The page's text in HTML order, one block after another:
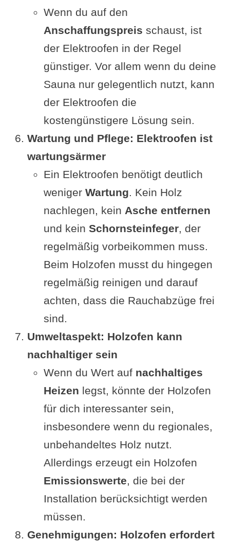
Wenn du auf den
Anschaffungspreis schaust, ist
der Elektroofen in der Regel
günstiger. Vor allem wenn du deine
Sauna nur gelegentlich nutzt, kann
der Elektroofen die
kostengünstigere Lösung sein.
Wartung und Pflege: Elektroofen ist
wartungsärmer
Ein Elektroofen benötigt deutlich
weniger Wartung. Kein Holz
nachlegen, kein Asche entfernen
und kein Schornsteinfeger, der
regelmäßig vorbeikommen muss.
Beim Holzofen musst du hingegen
regelmäßig reinigen und darauf
achten, dass die Rauchabzüge frei
sind.
Umweltaspekt: Holzofen kann
nachhaltiger sein
Wenn du Wert auf nachhaltiges
Heizen legst, könnte der Holzofen
für dich interessanter sein,
insbesondere wenn du regionales,
unbehandeltes Holz nutzt.
Allerdings erzeugt ein Holzofen
Emissionswerte, die bei der
Installation berücksichtigt werden
müssen.
Genehmigungen: Holzofen erfordert